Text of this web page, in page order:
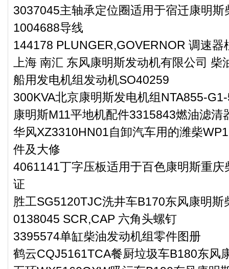
3037045主轴承定位圈适用于宿迁康明
1004688导线
144178 PLUNGER,GOVERNOR 调速器
上海 南汇 东风康明斯发动机有限公司
船用发电机组发动机SO40259
300KVA北京康明斯发电机组NTA855-
康明斯M11平地机配件3315843燃油滤清
华风XZ3310HN01自卸汽车用的潍柴
件及大修
4061141丁字压板适用于百色康明斯重
证
胜工SG5120TJC洗井车B170东风康明斯
0138045 SCR,CAP 六角头螺钉
3395574单缸柴油发动机组零件图册
鹤云CQJ5161TCA餐厨垃圾车B180东风